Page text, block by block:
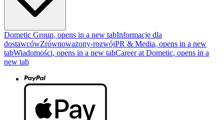
Dometic Group, opens in a new tabInformacje dla
dostawcówZrównoważony-rozwójPR & Media, opens in a new
tabWiadomości, opens in a new tabCareer at Dometic, opens in a
new tab